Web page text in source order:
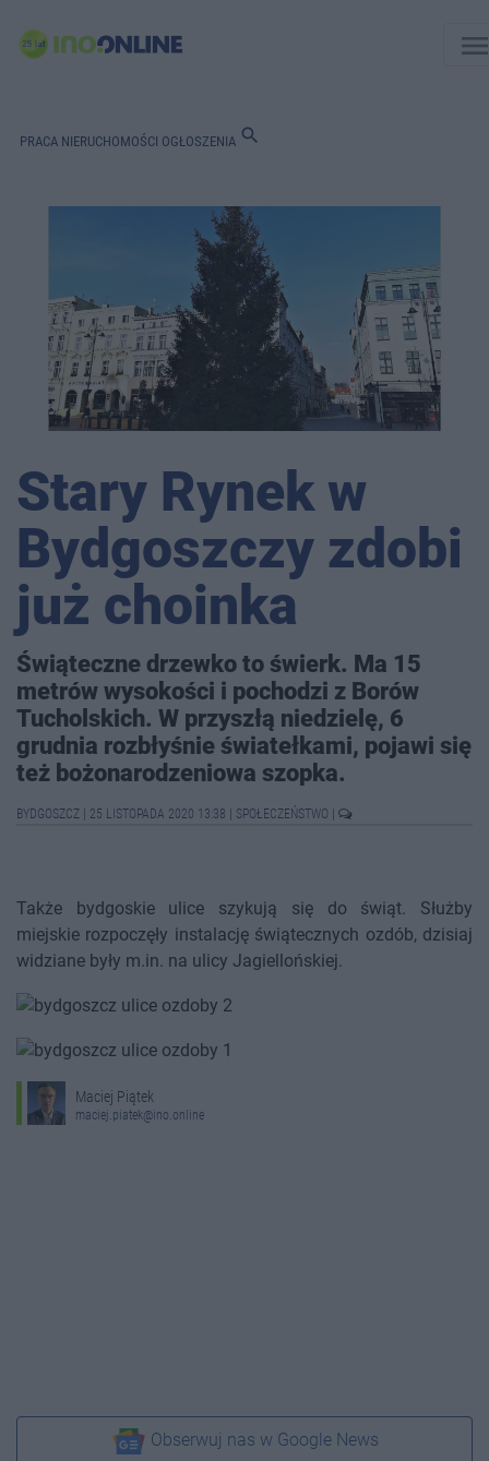
PRACA NIERUCHOMOŚCI OGŁOSZENIA search
Stary Rynek w
Bydgoszczy zdobi
już choinka
Świąteczne drzewko to świerk. Ma 15
metrów wysokości i pochodzi z Borów
Tucholskich. W przyszłą niedzielę, 6
grudnia rozbłyśnie światełkami, pojawi się
też bożonarodzeniowa szopka.
BYDGOSZCZ 25 LISTOPADA 2020 13:38 SPOŁECZEŃSTWO
Także bydgoskie ulice szykują się do świąt. Służby
miejskie rozpoczęły instalację świątecznych ozdób, dzisiaj
widziane były m.in. na ulicy Jagiellońskiej.
Maciej Piątek
maciej.piatek@ino.online
Obserwuj nas w Google News